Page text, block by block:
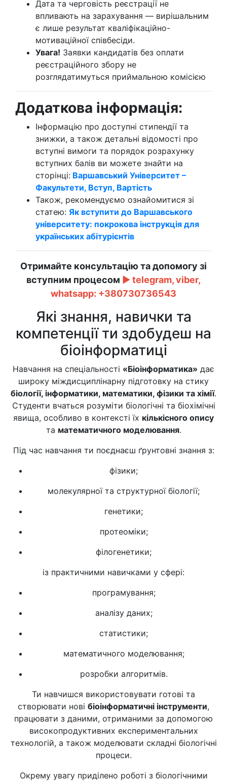
Дата та черговість реєстрації не
впливають на зарахування — вирішальним
є лише результат кваліфікаційно-
мотиваційної співбесіди.
Увага! Заявки кандидатів без оплати
реєстраційного збору не
розглядатимуться приймальною комісією
Додаткова інформація:
Інформацію про доступні стипендії та
знижки, а також детальні відомості про
вступні вимоги та порядок розрахунку
вступних балів ви можете знайти на
сторінці: Варшавський Університет –
Факультети, Вступ, Вартість
Також, рекомендуємо ознайомитися зі
статею: Як вступити до Варшавського
університету: покрокова інструкція для
українських абітурієнтів
Отримайте консультацію та допомогу зі
вступним процесом ►telegram, viber,
whatsapp: +380730736543
Які знання, навички та
компетенції ти здобудеш на
біоінформатиці
Навчання на спеціальності «Біоінформатика» дає
широку міждисциплінарну підготовку на стику
біології, інформатики, математики, фізики та хімії.
Студенти вчаться розуміти біологічні та біохімічні
явища, особливо в контексті їх кількісного опису
та математичного моделювання.
Під час навчання ти поєднаєш ґрунтовні знання з:
фізики;
молекулярної та структурної біології;
генетики;
протеоміки;
філогенетики;
із практичними навичками у сфері:
програмування;
аналізу даних;
статистики;
математичного моделювання;
розробки алгоритмів.
Ти навчишся використовувати готові та
створювати нові біоінформатичні інструменти,
працювати з даними, отриманими за допомогою
високопродуктивних експериментальних
технологій, а також моделювати складні біологічні
процеси.
Окрему увагу приділено роботі з біологічними